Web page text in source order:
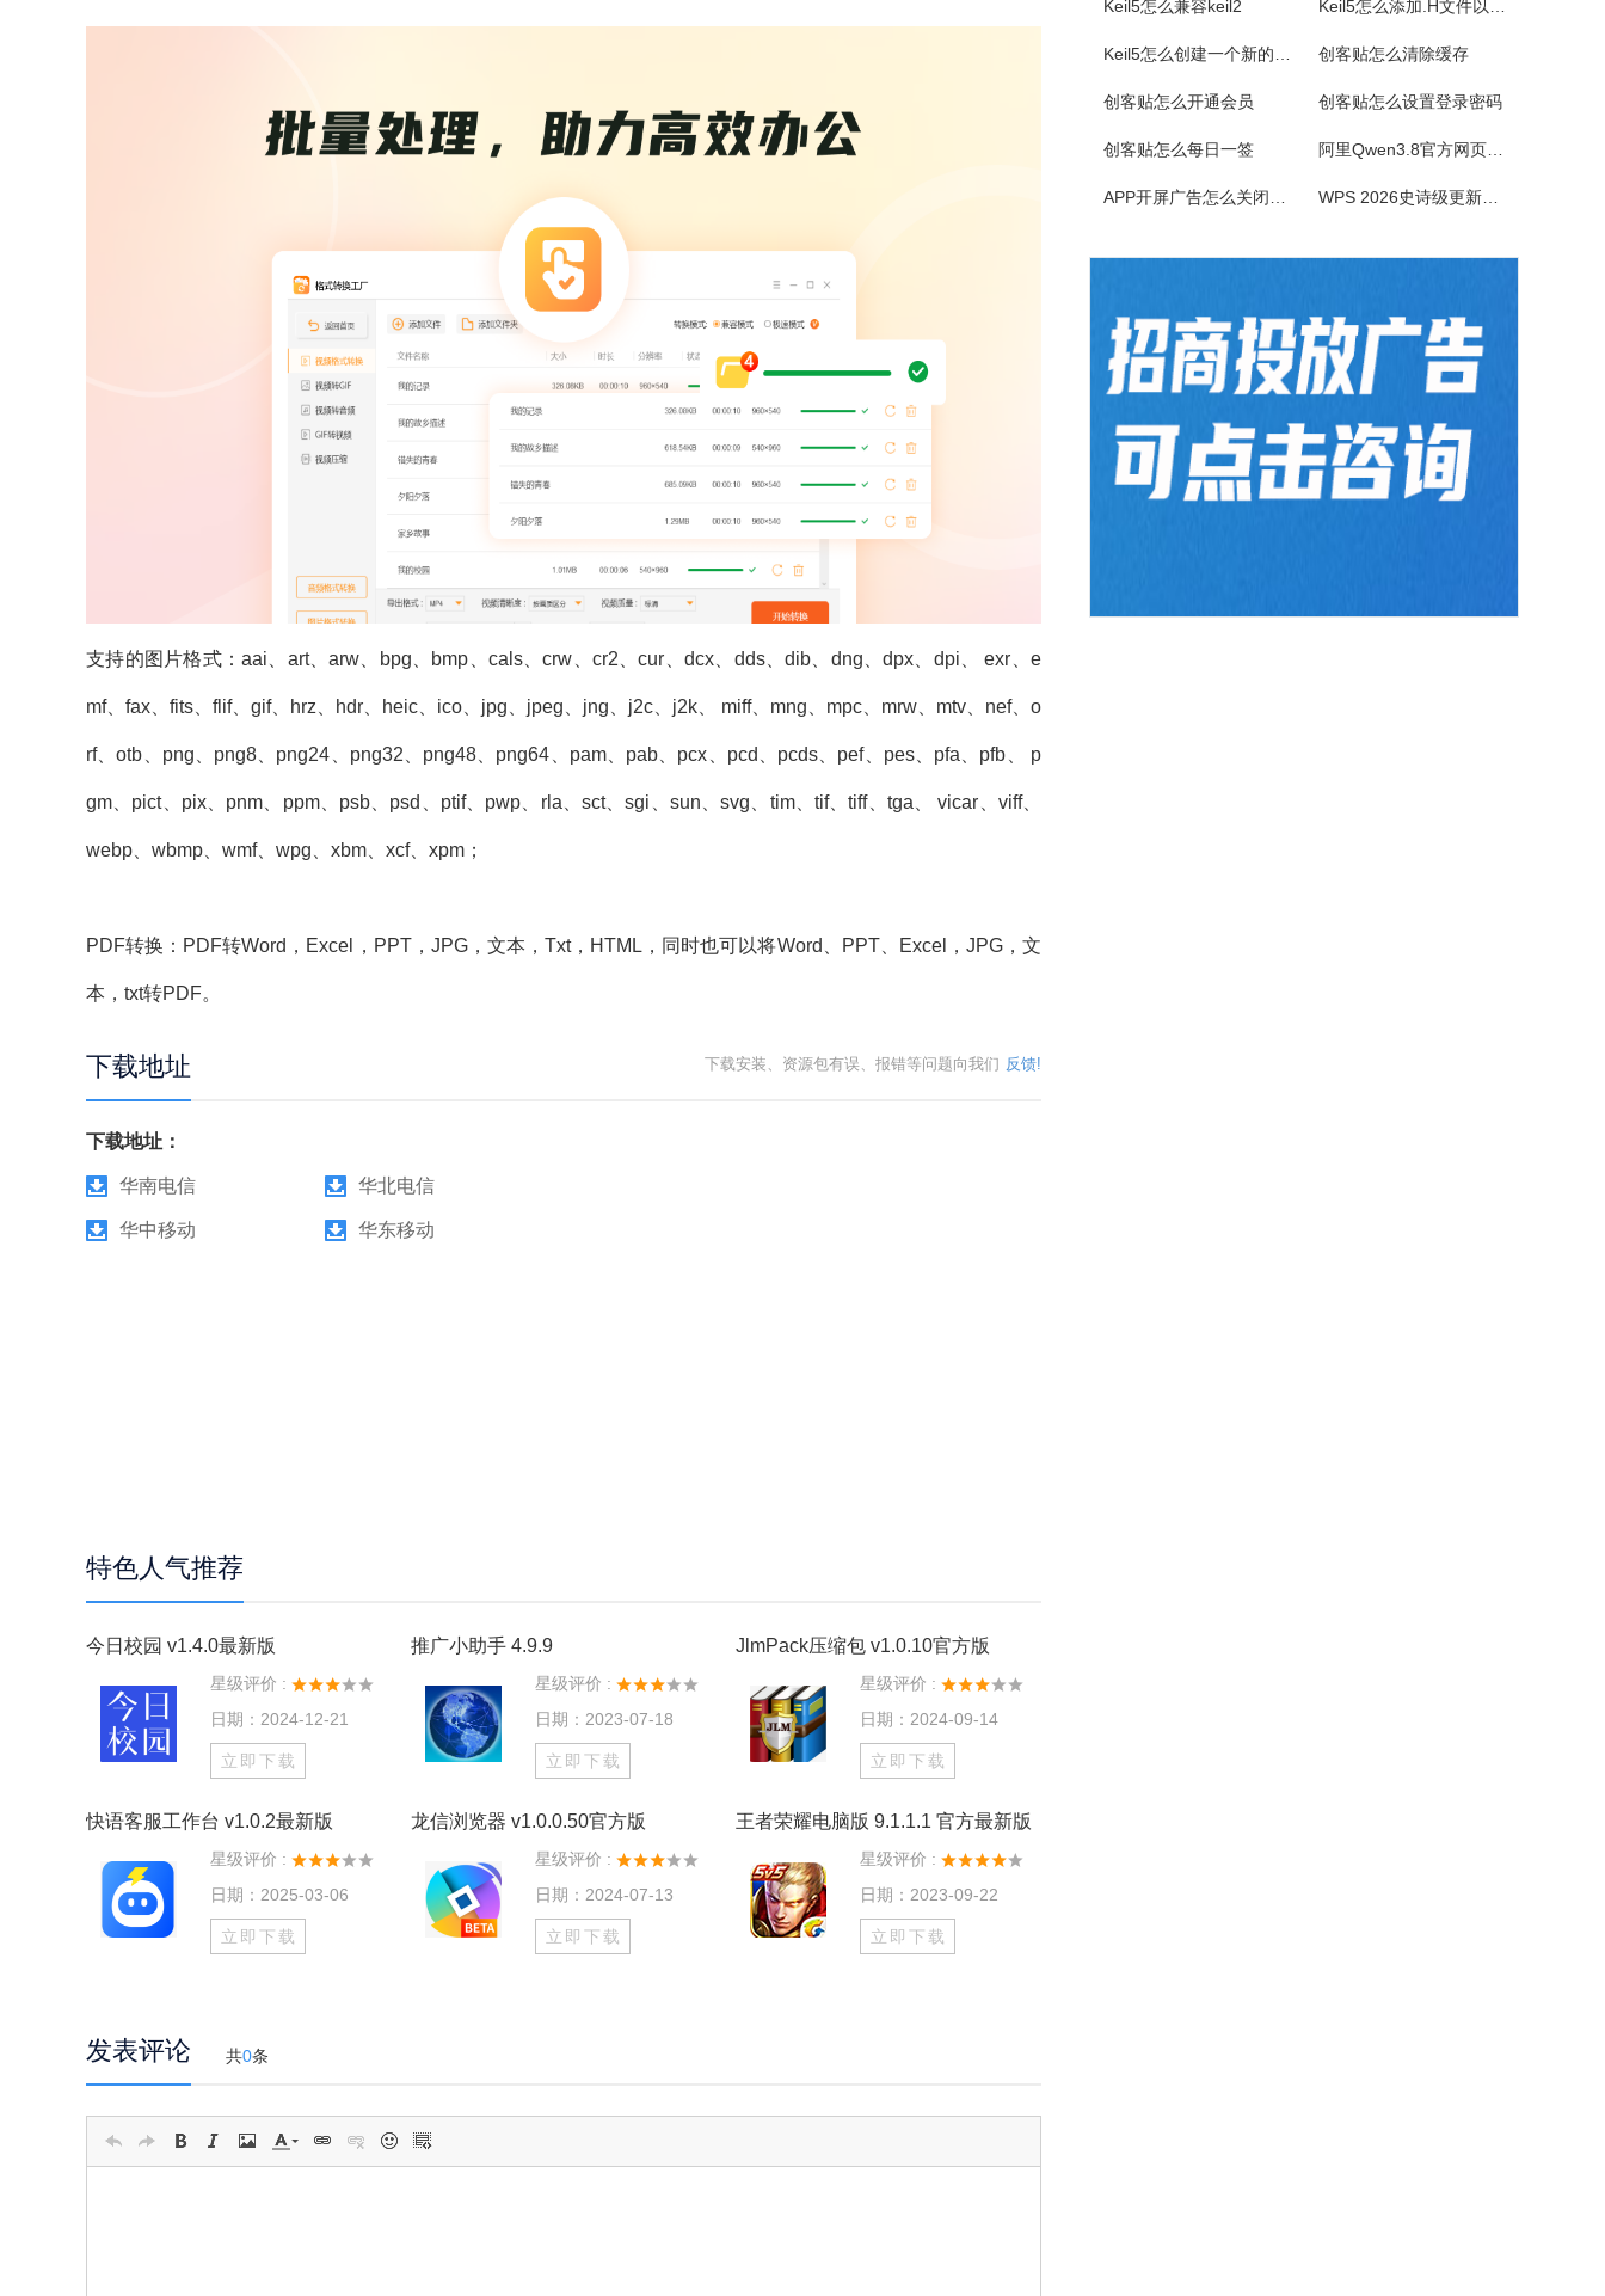
支持的图片格式：aai、art、arw、bpg、bmp、cals、crw、cr2、cur、dcx、dds、dib、dng、dpx、dpi、 exr、e
mf、fax、fits、flif、gif、hrz、hdr、heic、ico、jpg、jpeg、jng、j2c、j2k、 miff、mng、mpc、mrw、mtv、nef、o
rf、otb、png、png8、png24、png32、png48、png64、pam、pab、pcx、pcd、pcds、pef、pes、pfa、pfb、 p
gm、pict、pix、pnm、ppm、psb、psd、ptif、pwp、rla、sct、sgi、sun、svg、tim、tif、tiff、tga、 vicar、viff、
webp、wbmp、wmf、wpg、xbm、xcf、xpm；
PDF转换：PDF转Word，Excel，PPT，JPG，文本，Txt，HTML，同时也可以将Word、PPT、Excel，JPG，文
本，txt转PDF。
下载地址 下载安装、资源包有误、报错等问题向我们 反馈!
下载地址：
华南电信 华北电信
华中移动 华东移动
特色人气推荐
今日校园 v1.4.0最新版
星级评价 :
日期：2024-12-21
立即下载
推广小助手 4.9.9
星级评价 :
日期：2023-07-18
立即下载
JlmPack压缩包 v1.0.10官方版
星级评价 :
日期：2024-09-14
立即下载
快语客服工作台 v1.0.2最新版
星级评价 :
日期：2025-03-06
立即下载
龙信浏览器 v1.0.0.50官方版
星级评价 :
日期：2024-07-13
立即下载
王者荣耀电脑版 9.1.1.1 官方最新版
星级评价 :
日期：2023-09-22
立即下载
发表评论 共0条
Blaze MediaPro
Keil5怎么兼容keil2 Keil5怎么添加.H文件以及Keil5添加.H文件的方法
Keil5怎么创建一个新的51单片机项目 创客贴怎么清除缓存
创客贴怎么开通会员 创客贴怎么设置登录密码
创客贴怎么每日一签 阿里Qwen3.8官方网页版入口
APP开屏广告怎么关闭？3招彻底关闭跳转 WPS 2026史诗级更新！重构存储管理，深度融合AI应用